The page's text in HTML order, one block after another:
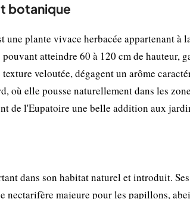
botanique
plante vivace herbacée appartenant à
atteindre 60 à 120 cm de hauteur,
veloutée, dégagent un arôme
où elle pousse naturellement dans les
de l'Eupatoire une belle addition aux
dans son habitat naturel et introduit.
nectarifère majeure pour les papillons,